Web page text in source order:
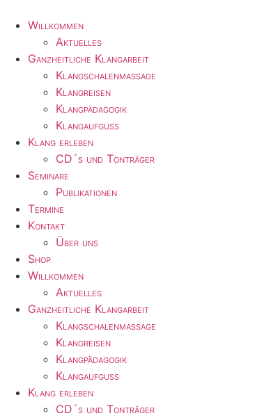
Inhalt
wechseln
Willkommen
Aktuelles
Ganzheitliche Klangarbeit
Klangschalenmassage
Klangreisen
Klangpädagogik
Klangaufguss
Klang erleben
CD´s und Tonträger
Seminare
Publikationen
Termine
Kontakt
Über uns
Shop
Willkommen
Aktuelles
Ganzheitliche Klangarbeit
Klangschalenmassage
Klangreisen
Klangpädagogik
Klangaufguss
Klang erleben
CD´s und Tonträger